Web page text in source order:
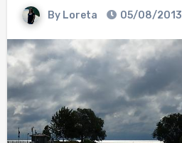
By Loreta 05/08/2013